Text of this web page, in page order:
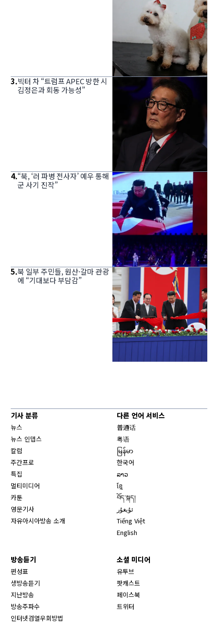
3.빅터 차 “트럼프 APEC 방한 시
김정은과 회동 가능성”
4.“북, ‘러 파병 전사자’ 예우 통해
군 사기 진작”
5.북 일부 주민들, 원산·갈마 관광
에 “기대보다 부담감”
기사 분류
뉴스
뉴스 인뎁스
칼럼
주간프로
특집
멀티미디어
카툰
영문기사
자유아시아방송 소개
다른 언어 서비스
普通话
粤语
မြန်မာ
한국어
ລາວ
ខ្មែ
བོད་སྐད།
ئۇيغۇر
Tiếng Việt
English
방송듣기
편성표
생방송듣기
지난방송
방송주파수
인터넷검열우회방법
소셜 미디어
유투브
팟캐스트
페이스북
트위터